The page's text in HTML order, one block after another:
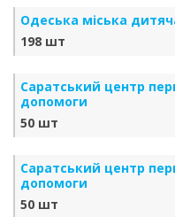
Одеська міська
198 шт
Саратський центр
допомоги
50 шт
Саратський центр
допомоги
50 шт